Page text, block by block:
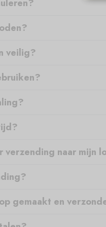
veilig?
verzending naar mijn
gemaakt en